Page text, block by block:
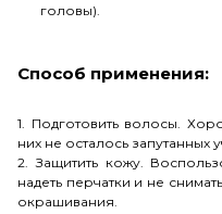
головы).
Способ применения:
1. Подготовить волосы.
них не осталось запутанных
2. Защитить кожу.
надеть перчатки и не
окрашивания.